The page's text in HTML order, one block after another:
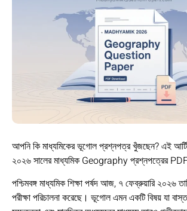
আপনি কি মাধ্যমিকের ভূগোল প্রশ্নপত্র খুঁজছেন? এই
২০২৬ সালের মাধ্যমিক Geography প্রশ্নপত্রের
পশ্চিমবঙ্গ মাধ্যমিক শিক্ষা পর্ষদ আজ, ৭ ফেব্রুয়ারি ২০২৬
পরীক্ষা পরিচালনা করেছে। ভূগোল এমন একটি বিষয় যা